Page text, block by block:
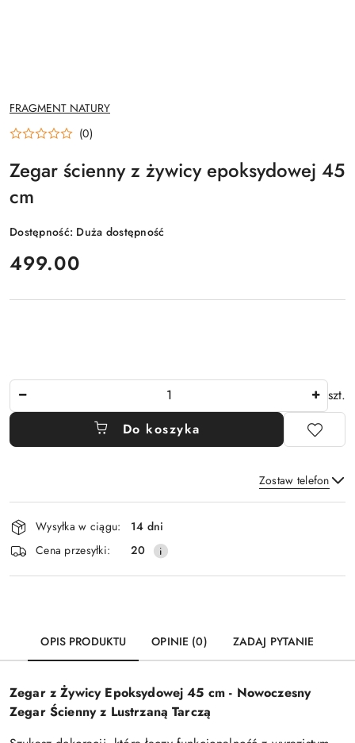
NAZWA
PRODUCENTA:
FRAGMENT NATURY
(0)
Zegar ścienny z żywicy epoksydowej 45
cm
Dostępność: Duża dostępność
cena:
499.00
szt.
Do koszyka
Zostaw telefon
Wyślij
Dostępność
i
dostawa
Wysyłka w ciągu:
14 dni
Cena przesyłki:
20
OPIS PRODUKTU OPINIE (0) ZADAJ PYTANIE
Zegar z Żywicy Epoksydowej 45 cm - Nowoczesny
Zegar Ścienny z Lustrzaną Tarczą